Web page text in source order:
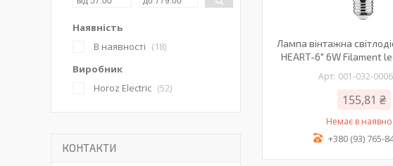
Лампа вінтажна
HEART-6" 6W Filament
001-032-
155,81 ₴
Немає в
+380 (93) 765-
Наявність
В наявності
18
Виробник
Horoz Electric
52
КОНТАКТИ